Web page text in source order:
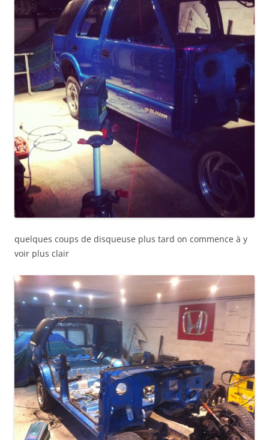
quelques coups de disqueuse plus tard on commence à y
voir plus clair